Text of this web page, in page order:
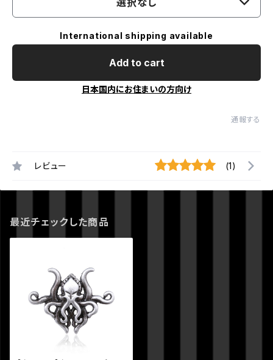
選択なし
International shipping available
Add to cart
日本国内にお住まいの方向け
通報する
レビュー (1)
最近チェックした商品